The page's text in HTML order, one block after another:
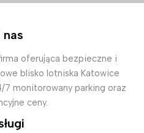
nas
oferująca bezpieczne i
blisko lotniska Katowice
7 monitorowany parking oraz
ceny.